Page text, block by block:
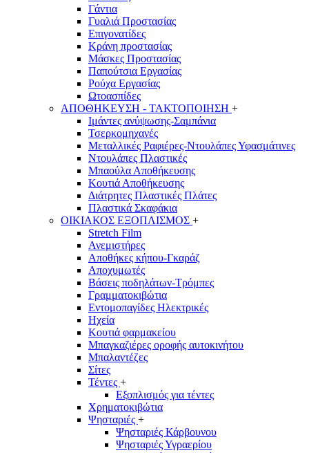
Γάντια
Γυαλιά Προστασίας
Επιγονατίδες
Κράνη προστασίας
Μάσκες Προστασίας
Παπούτσια Εργασίας
Ρούχα Εργασίας
Ωτοασπίδες
ΑΠΟΘΗΚΕΥΣΗ - ΤΑΚΤΟΠΟΙΗΣΗ +
Ιμάντες ανύψωσης-Σαμπάνια
Τσερκομηχανές
Μεταλλικές Ραφιέρες-Ντουλάπες Υφασμάτινες
Ντουλάπες Πλαστικές
Μπαούλα Αποθήκευσης
Κουτιά Αποθήκευσης
Διάτρητες Πλαστικές Πλάτες
Πλαστικά Σκαφάκια
ΟΙΚΙΑΚΟΣ ΕΞΟΠΛΙΣΜΟΣ +
Stretch Film
Ανεμιστήρες
Αποθήκες κήπου-Γκαράζ
Αποχυμωτές
Βάσεις ποδηλάτων-Τρόμπες
Γραμματοκιβώτια
Εντομοπαγίδες Ηλεκτρικές
Ηχεία
Κουτιά φαρμακείου
Μπαγκαζιέρες οροφής αυτοκινήτου
Μπαλαντέζες
Σίτες
Τέντες +
Εξοπλισμός για τέντες
Χρηματοκιβώτια
Ψησταριές +
Ψησταριές Κάρβουνου
Ψησταριές Υγραερίου